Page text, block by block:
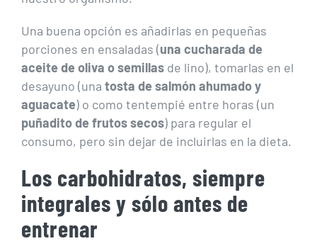
Una buena opción es añadirlas en pequeñas
porciones en ensaladas (una cucharada de
aceite de oliva o semillas de lino), tomarlas en el
desayuno (una tosta de salmón ahumado y
aguacate) o como tentempié entre horas (un
puñadito de frutos secos) para regular el
consumo, pero sin dejar de incluirlas en la dieta.
Los carbohidratos, siempre
integrales y sólo antes de
entrenar